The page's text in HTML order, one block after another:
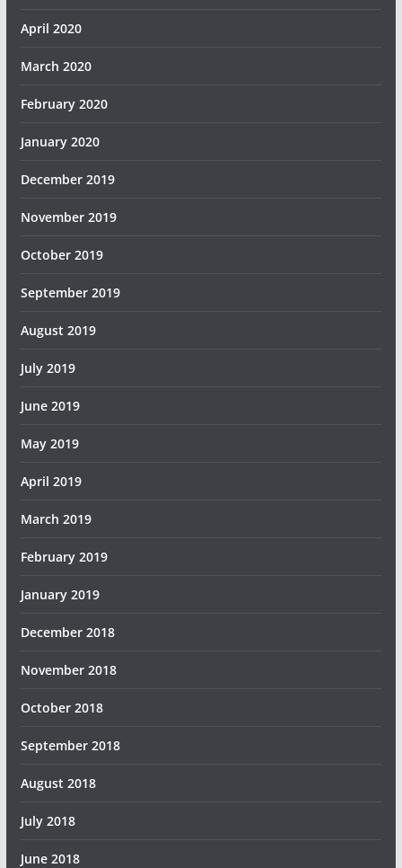
April 2020
March 2020
February 2020
January 2020
December 2019
November 2019
October 2019
September 2019
August 2019
July 2019
June 2019
May 2019
April 2019
March 2019
February 2019
January 2019
December 2018
November 2018
October 2018
September 2018
August 2018
July 2018
June 2018